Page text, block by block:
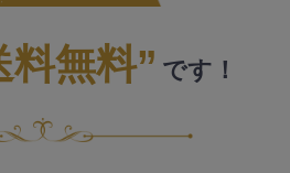
料無料” です！